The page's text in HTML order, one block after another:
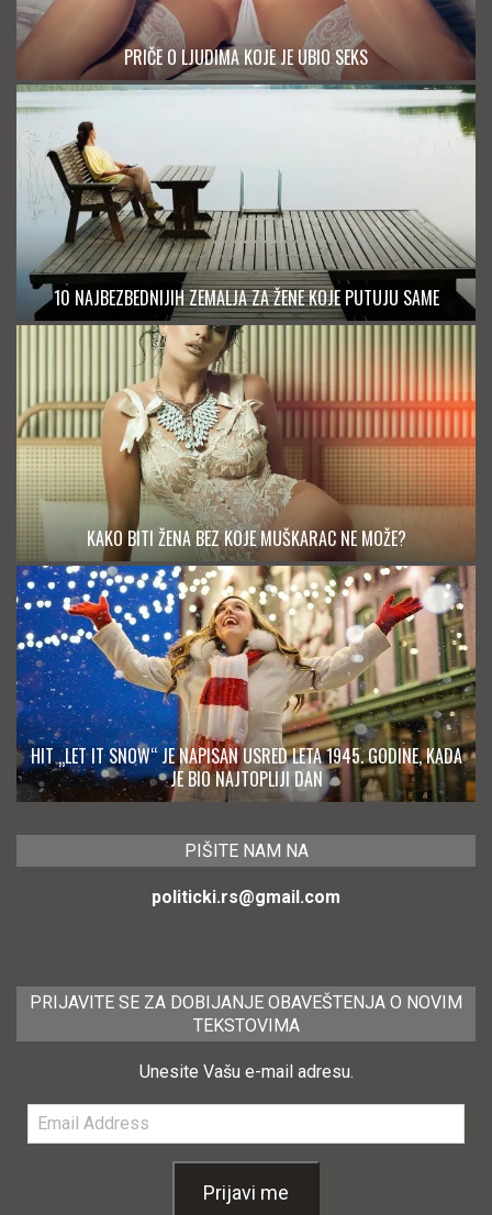
PRIČE O LJUDIMA KOJE JE UBIO SEKS
10 NAJBEZBEDNIJIH ZEMALJA ZA ŽENE KOJE PUTUJU SAME
KAKO BITI ŽENA BEZ KOJE MUŠKARAC NE MOŽE?
HIT „LET IT SNOW“ JE NAPISAN USRED LETA 1945. GODINE, KADA
JE BIO NAJTOPLIJI DAN
PIŠITE NAM NA
politicki.rs@gmail.com
PRIJAVITE SE ZA DOBIJANJE OBAVEŠTENJA O NOVIM
TEKSTOVIMA
Unesite Vašu e-mail adresu.
Email
Address
Prijavi me